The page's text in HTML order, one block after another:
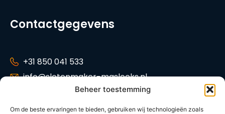
Beheer toestemming
Om de beste ervaringen te bieden, gebruiken wij technologieën zoals
Contactgegevens
+31 850 041 533
info@slotenmaker-maslocks.nl
Tankenberg 34,
2716 GP Zoetermeer